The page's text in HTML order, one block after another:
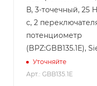
В, 3-точечный, 25
с, 2
потенциометр
(BPZ:GBB135.1E),
Уточняйте
Арт.: GBB135.1E